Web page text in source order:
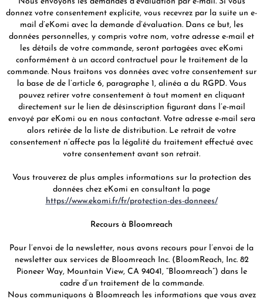
donnez votre consentement explicite, vous recevrez par la suite un e-
mail d’eKomi avec la demande d’évaluation. Dans ce but, les
données personnelles, y compris votre nom, votre adresse e-mail et
les détails de votre commande, seront partagées avec eKomi
conformément à un accord contractuel pour le traitement de la
commande. Nous traitons vos données avec votre consentement sur
la base de de l’article 6, paragraphe 1, alinéa a du RGPD. Vous
pouvez retirer votre consentement à tout moment en cliquant
directement sur le lien de désinscription figurant dans l’e-mail
envoyé par eKomi ou en nous contactant. Votre adresse e-mail sera
alors retirée de la liste de distribution. Le retrait de votre
consentement n’affecte pas la légalité du traitement effectué avec
votre consentement avant son retrait.
Vous trouverez de plus amples informations sur la protection des
données chez eKomi en consultant la page
https://www.ekomi.fr/fr/protection-des-donnees/
Recours à Bloomreach
Pour l’envoi de la newsletter, nous avons recours pour l’envoi de la
newsletter aux services de Bloomreach Inc. (BloomReach, Inc. 82
Pioneer Way, Mountain View, CA 94041, “Bloomreach”) dans le
cadre d’un traitement de la commande.
Nous communiquons à Bloomreach les informations que vous avez